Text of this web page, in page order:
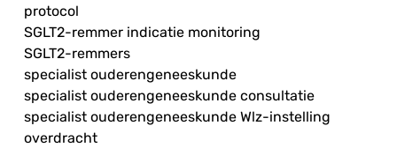
protocol
SGLT2-remmer indicatie monitoring
SGLT2-remmers
specialist ouderengeneeskunde
specialist ouderengeneeskunde consultatie
specialist ouderengeneeskunde Wlz-instelling
overdracht